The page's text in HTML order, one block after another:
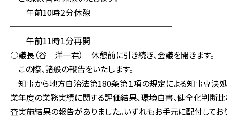
午前10時２分休憩
────────────────────
午前11時１分再開
○議長（谷 洋一君） 休憩前に引き続き、会議を開きます。
この際、諸般の報告をいたします。
知事から地方自治法第180条第１項の規定による知事専決
業年度の業務実績に関する評価結果、環境白書、健全化判
査実施結果の報告がありました。いずれもお手元に配付してお